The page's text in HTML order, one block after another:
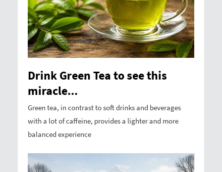
Drink Green Tea to see this
miracle...
Green tea, in contrast to soft drinks and beverages
with a lot of caffeine, provides a lighter and more
balanced experience